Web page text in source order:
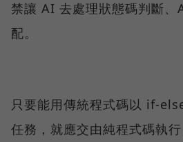
禁讓 AI 去處理狀態碼判斷、
配。
只要能用傳統程式碼以 if-
任務，就應交由純程式碼執